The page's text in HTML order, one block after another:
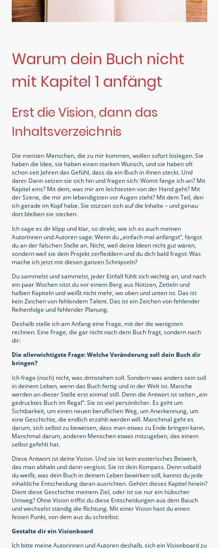
Warum dein Buch nicht
mit Kapitel 1 anfängt
Erst die Vision, dann das
Inhaltsverzeichnis
Die meisten Menschen, die zu mir kommen, wollen sofort loslegen. Sie
haben die Idee, sie haben einen starken Wunsch, und sie haben oft
schon seit Jahren das Gefühl, dass da ein Buch in ihnen steckt. Und
dann: Dann setzen sie sich hin und fragen sich: Womit fange ich an? Mit
Kapitel eins? Mit dem, was mir am leichtesten von der Hand geht? Mit
der Szene, die mir am lebendigsten vor Augen steht? Mit dem Teil, den
ich gerade im Kopf habe. Sie stürzen sich auf die Inhalte – und genau
dort bleiben sie stecken.
Ich sage es dir klipp und klar, so direkt, wie ich es auch meinen
Autorinnen und Autoren sage: Wenn du „einfach mal anfängst“, fängst
du an der falschen Stelle an. Nicht, weil deine Ideen nicht gut wären,
sondern weil sie dein Projekt zerfleddern und du dich bald fragst: Was
mache ich jetzt mit diesen ganzen Schnipseln?
Du sammelst und sammelst, jeder Einfall fühlt sich wichtig an, und nach
ein paar Wochen sitzt du vor einem Berg aus Notizen, Zetteln und
halben Kapiteln und weißt nicht mehr, wo oben und unten ist. Das ist
kein Zeichen von fehlendem Talent. Das ist ein Zeichen von fehlender
Reihenfolge und fehlender Planung.
Deshalb stelle ich am Anfang eine Frage, mit der die wenigsten
rechnen. Eine Frage, die gar nicht nach dem Buch fragt, sondern nach
dir:
Die allerwichtigste Frage: Welche Veränderung soll dein Buch dir
bringen?
Ich frage (noch) nicht, was drinstehen soll. Sondern was anders sein soll
in deinem Leben, wenn das Buch fertig und in der Welt ist. Manche
werden an dieser Stelle erst einmal still. Denn die Antwort ist selten „ein
gedrucktes Buch im Regal“. Sie ist viel persönlicher. Es geht um
Sichtbarkeit, um einen neuen beruflichen Weg, um Anerkennung, um
eine Geschichte, die endlich erzählt werden will. Manchmal geht es
darum, sich selbst zu beweisen, dass man etwas zu Ende bringen kann.
Manchmal darum, anderen Menschen etwas mitzugeben, das einem
selbst gefehlt hat.
Diese Antwort ist deine Vision. Und sie ist kein esoterisches Beiwerk,
das man abhakt und dann vergisst. Sie ist dein Kompass. Denn sobald
du weißt, was dein Buch in deinem Leben bewirken soll, kannst du jede
inhaltliche Entscheidung daran ausrichten. Gehört dieses Kapitel hinein?
Dient diese Geschichte meinem Ziel, oder ist sie nur ein hübscher
Umweg? Ohne Vision triffst du diese Entscheidungen aus dem Bauch
und wechselst ständig die Richtung. Mit einer Vision hast du einen
festen Punkt, von dem aus du schreibst.
Gestalte dir ein Visionboard
Ich bitte meine Autorinnen und Autoren deshalb, sich ein Visionboard zu